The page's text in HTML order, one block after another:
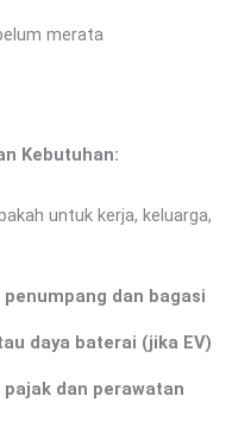
merata
Kebutuhan:
untuk kerja, keluarga,
dan bagasi
daya baterai (jika EV)
dan perawatan